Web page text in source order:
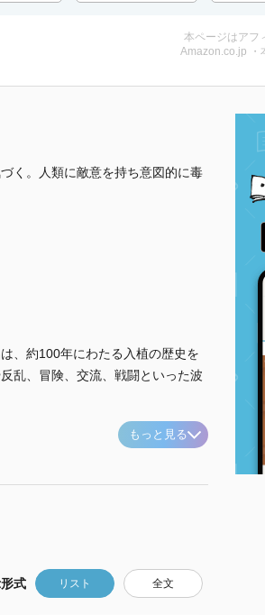
本ページはアフ
Amazon.co.jp ・
く。人類に敵意を持ち意図的に毒
、約100年にわたる入植の歴史を
乱、冒険、交流、戦闘といった波
もっと見る
式 リスト 全文